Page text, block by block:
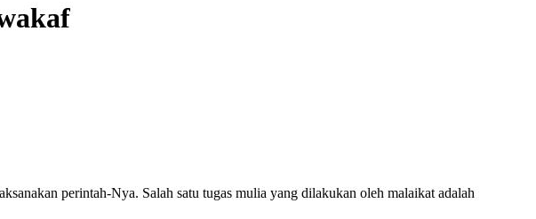
perintah-Nya. Salah satu tugas mulia yang dilakukan oleh malaikat adalah